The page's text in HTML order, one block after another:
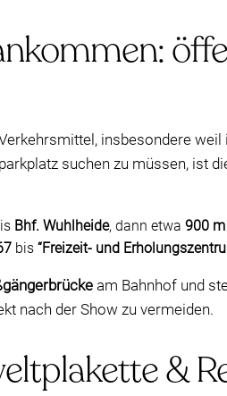
insbesondere
suchen zu müssen, ist
Bhf. Wuhlheide, dann etwa 900
bis “Freizeit- und
am Bahnhof und
nach der Show zu vermeiden.
&